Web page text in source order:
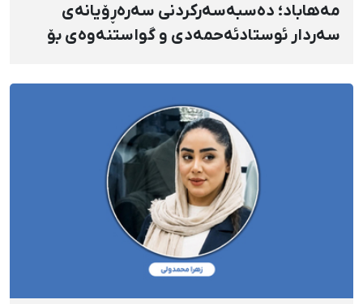
مەهاباد؛ دەسبەسەرکردنی سەرەڕۆیانەی
سەردار ئوستادئەحمەدی و گواستنەوەی بۆ